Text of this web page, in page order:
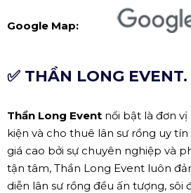
Google Map:
✅ THẦN LONG EVENT.
Thần Long Event nổi bật là đơn
kiện và cho thuê lân sư rồng uy
giá cao bởi sự chuyên nghiệp và
tận tâm, Thần Long Event luôn
diễn lân sư rồng đều ấn tượng, sôi